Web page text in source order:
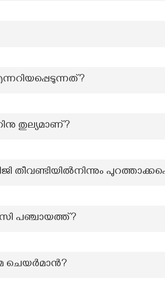
തുല്യമാണ്?
തീവണ്ടിയിൽനിന്നും
പഞ്ചായത്ത്?
ചെയര്‍മാന്‍?